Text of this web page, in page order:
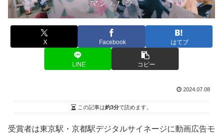
X Facebook はてブ
LINE コピー
2024.07.08
この記事は約3分で読めます。
受賞者は東京駅・京都駅デジタルサイネージに動画広告モ